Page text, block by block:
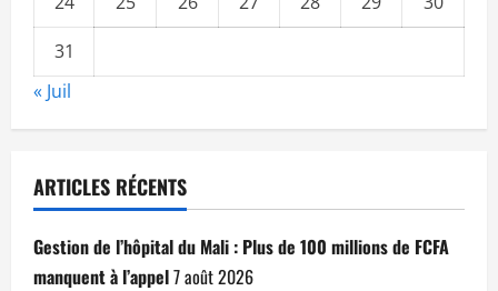
31
« Juil
ARTICLES RÉCENTS
Gestion de l’hôpital du Mali : Plus de 100 millions de FCFA
manquent à l’appel7 août 2026